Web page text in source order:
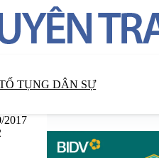
TỤNG DÂN SỰ
2017